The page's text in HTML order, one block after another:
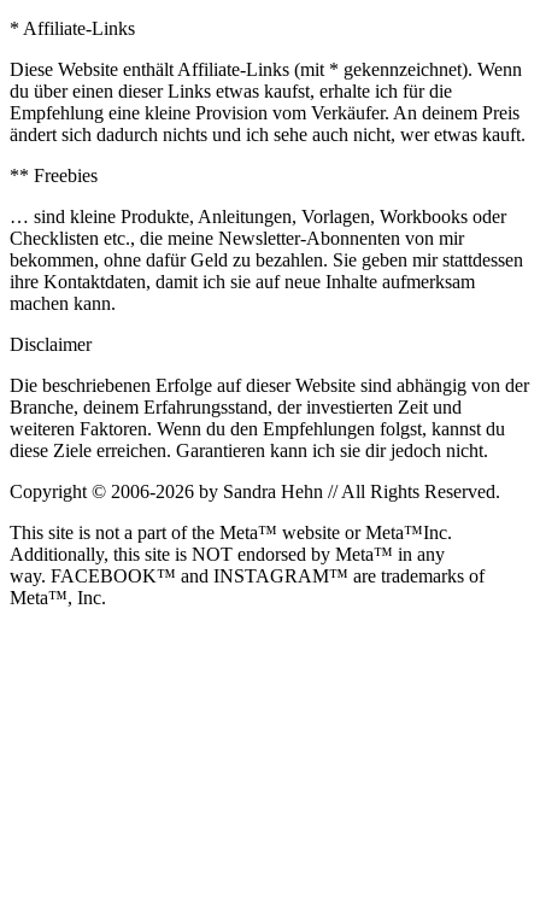
* Affiliate-Links
Diese Website enthält Affiliate-Links (mit * gekennzeichnet). Wenn
du über einen dieser Links etwas kaufst, erhalte ich für die
Empfehlung eine kleine Provision vom Verkäufer. An deinem Preis
ändert sich dadurch nichts und ich sehe auch nicht, wer etwas kauft.
** Freebies
… sind kleine Produkte, Anleitungen, Vorlagen, Workbooks oder
Checklisten etc., die meine Newsletter-Abonnenten von mir
bekommen, ohne dafür Geld zu bezahlen. Sie geben mir stattdessen
ihre Kontaktdaten, damit ich sie auf neue Inhalte aufmerksam
machen kann.
Disclaimer
Die beschriebenen Erfolge auf dieser Website sind abhängig von der
Branche, deinem Erfahrungsstand, der investierten Zeit und
weiteren Faktoren. Wenn du den Empfehlungen folgst, kannst du
diese Ziele erreichen. Garantieren kann ich sie dir jedoch nicht.
Copyright © 2006-2026 by Sandra Hehn // All Rights Reserved.
This site is not a part of the Meta™ website or Meta™Inc.
Additionally, this site is NOT endorsed by Meta™ in any
way. FACEBOOK™ and INSTAGRAM™ are trademarks of
Meta™, Inc.